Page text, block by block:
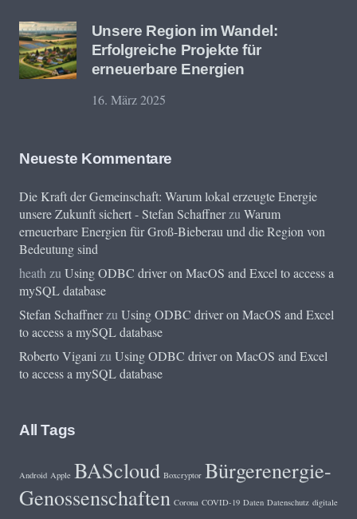
Unsere Region im Wandel:
Erfolgreiche Projekte für
erneuerbare Energien
16. März 2025
Neueste Kommentare
Die Kraft der Gemeinschaft: Warum lokal erzeugte Energie
unsere Zukunft sichert - Stefan Schaffnerzu Warum
erneuerbare Energien für Groß-Bieberau und die Region von
Bedeutung sind
heath zu Using ODBC driver on MacOS and Excel to access a
mySQL database
Stefan Schaffnerzu Using ODBC driver on MacOS and Excel
to access a mySQL database
Roberto Vigani zu Using ODBC driver on MacOS and Excel
to access a mySQL database
All Tags
Android Apple BAScloud Boxcryptor Bürgerenergie-
Genossenschaften Corona COVID-19 Daten Datenschutz digitale